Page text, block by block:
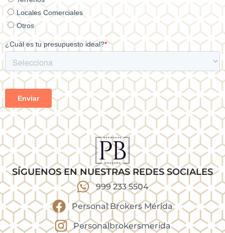
SÍGUENOS EN NUESTRAS REDES SOCIALES
999 233 5504
Personal Brokers Mérida
Personalbrokersmerida